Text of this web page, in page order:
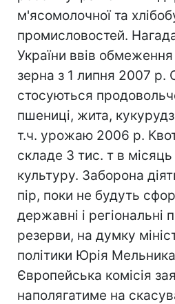
м'ясомолочної та
промисловостей.
України ввів
зерна з 1 липня 2007
стосуються
пшениці, жита,
т.ч. урожаю 2006 р.
складе 3 тис. т в
культуру. Заборона
пір, поки не будуть
державні і регіональні
резерви, на думку
політики Юрія
Європейська комісія
наполягатиме на